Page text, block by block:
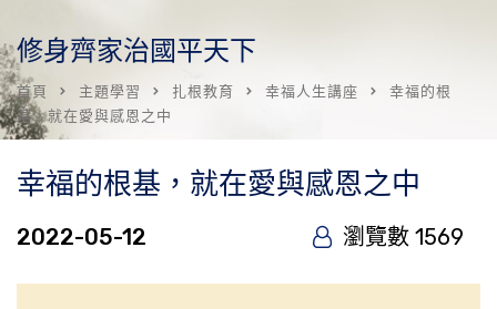
修身齊家治國平天下
首頁 主題學習 扎根教育 幸福人生講座
幸福的根
基，就在愛與感恩之中
幸福的根基，就在愛與感恩之中
2022-05-12 瀏覽數 1569